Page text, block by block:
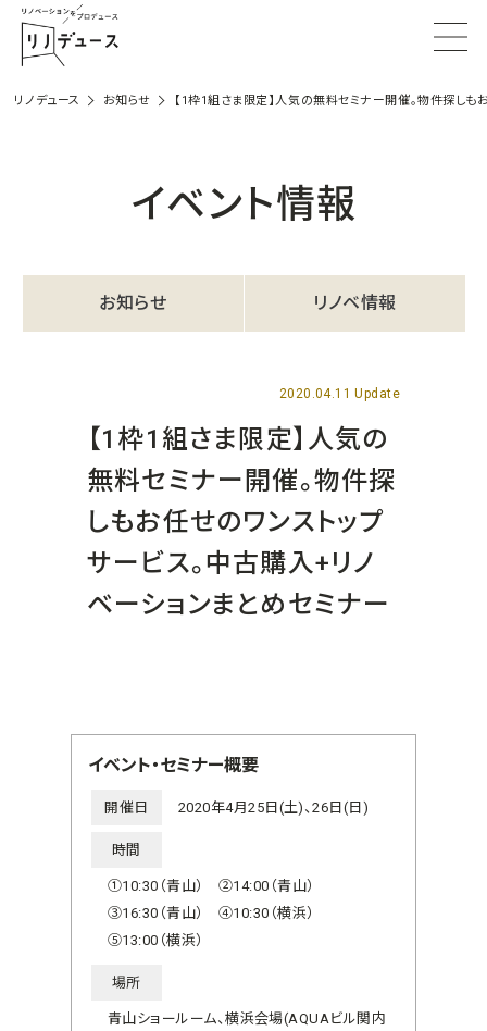
リノデュース お知らせ 【1枠1組さま限定】人気の無料セミナー開催。物件探し
イベント情報
お知らせ リノベ情報
2020.04.11 Update
【1枠1組さま限定】人気の
無料セミナー開催。物件探
しもお任せのワンストップ
サービス。中古購入+リノ
ベーションまとめセミナー
イベント・セミナー概要
開催日 2020年4月25日(土)、26日(日)
時間
①10:30（青山） ②14:00（青山）
③16:30（青山） ④10:30（横浜）
⑤13:00（横浜）
場所
青山ショールーム、横浜会場(AQUAビル関内